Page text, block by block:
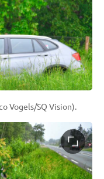
Vogels/SQ Vision).